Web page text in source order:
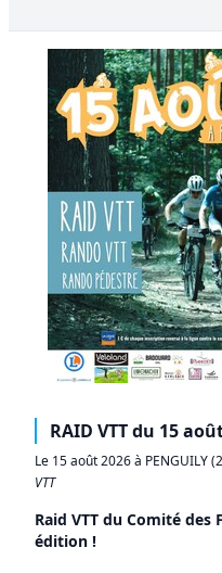
RAID VTT du 15
Le 15 août 2026 à PENGUILY
VTT
Raid VTT du Comité des
édition !